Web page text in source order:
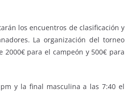
los encuentros de clasificación y
La organización del torneo
para el campeón y 500€ para
y la final masculina a las 7:40 el